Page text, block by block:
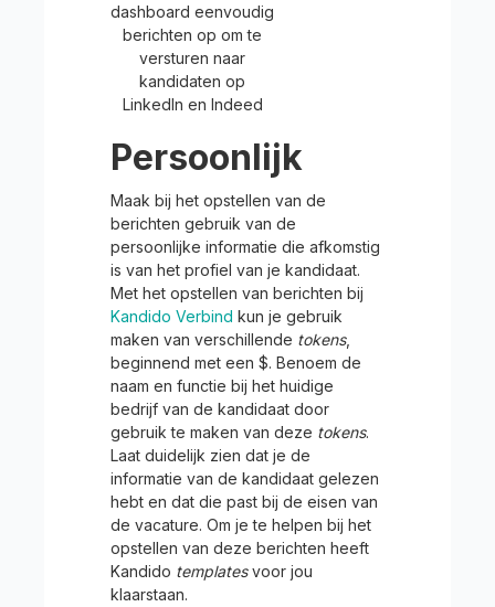
dashboard eenvoudig
berichten op om te
versturen naar
kandidaten op
LinkedIn en Indeed
Persoonlijk
Maak bij het opstellen van de
berichten gebruik van de
persoonlijke informatie die afkomstig
is van het profiel van je kandidaat.
Met het opstellen van berichten bij
Kandido Verbind kun je gebruik
maken van verschillende tokens,
beginnend met een $. Benoem de
naam en functie bij het huidige
bedrijf van de kandidaat door
gebruik te maken van deze tokens.
Laat duidelijk zien dat je de
informatie van de kandidaat gelezen
hebt en dat die past bij de eisen van
de vacature. Om je te helpen bij het
opstellen van deze berichten heeft
Kandido templatesvoor jou
klaarstaan.